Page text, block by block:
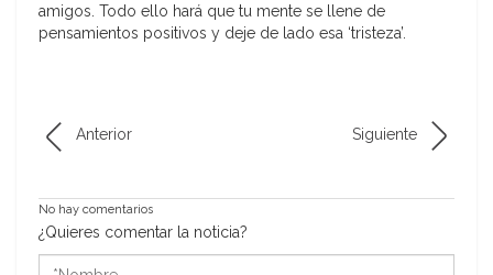
amigos. Todo ello hará que tu mente se llene de
pensamientos positivos y deje de lado esa ‘tristeza’.
Anterior Siguiente
No hay comentarios
¿Quieres comentar la noticia?
*Nombre